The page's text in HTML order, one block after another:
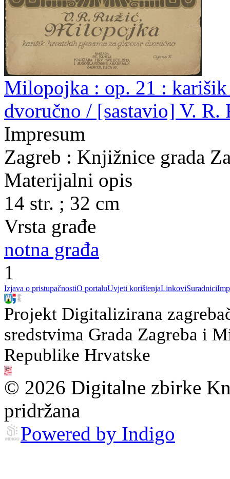
Milopojka : op. 21 : karišik
dvoručno / [sastavio] V. R.
Impresum
Zagreb : Knjižnice grada
Materijalni opis
14 str. ; 32 cm
Vrsta građe
notna građa
1
Izjava o pristupačnostiO portaluUvjeti korištenjaLinkoviSuradnici
Projekt Digitalizirana
sredstvima Grada Zagreba i
Republike Hrvatske
© 2026 Digitalne zbirke
pridržana
Powered by Indigo